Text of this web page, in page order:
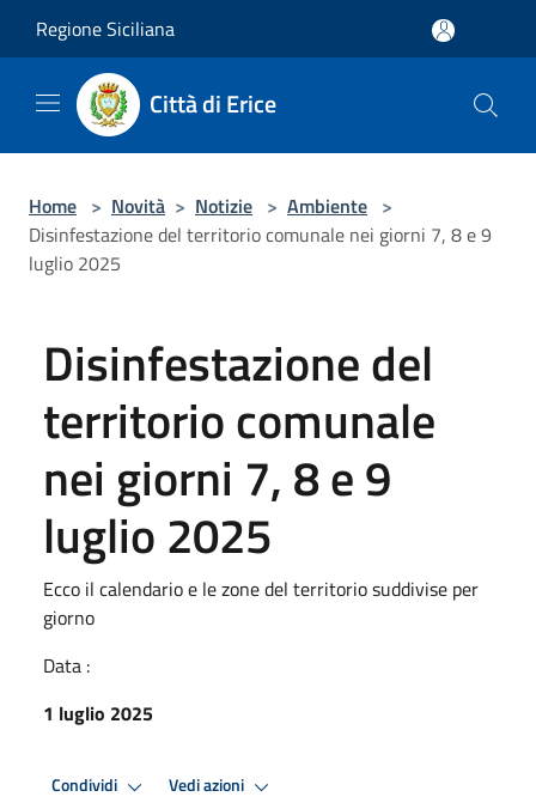
Regione Siciliana
Città di Erice
Home > Novità > Notizie > Ambiente >
Disinfestazione del territorio comunale nei giorni 7, 8 e 9
luglio 2025
Disinfestazione del
territorio comunale
nei giorni 7, 8 e 9
luglio 2025
Ecco il calendario e le zone del territorio suddivise per
giorno
Data :
1 luglio 2025
Condividi Vedi azioni